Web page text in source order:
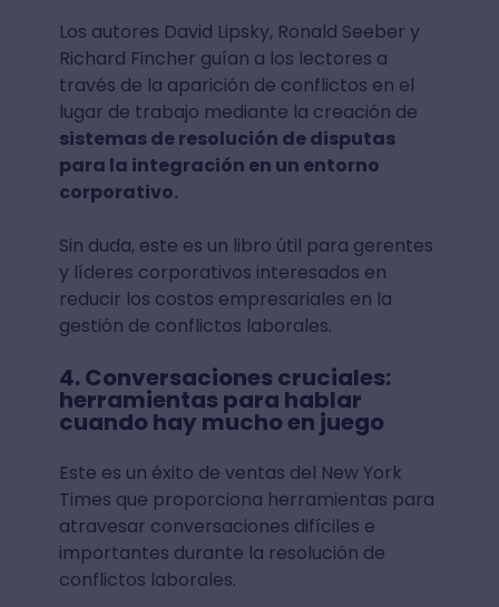
Los autores David Lipsky, Ronald Seeber y
Richard Fincher guían a los lectores a
través de la aparición de conflictos en el
lugar de trabajo mediante la creación de
sistemas de resolución de disputas
para la integración en un entorno
corporativo.
Sin duda, este es un libro útil para gerentes
y líderes corporativos interesados en
reducir los costos empresariales en la
gestión de conflictos laborales.
4. Conversaciones cruciales:
herramientas para hablar
cuando hay mucho en juego
Este es un éxito de ventas del New York
Times que proporciona herramientas para
atravesar conversaciones difíciles e
importantes durante la resolución de
conflictos laborales.